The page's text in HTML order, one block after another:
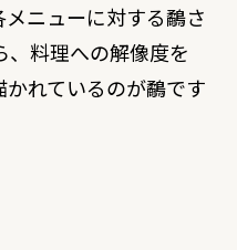
ニューに対する鷸さ
、料理への解像度を
かれているのが鷸です